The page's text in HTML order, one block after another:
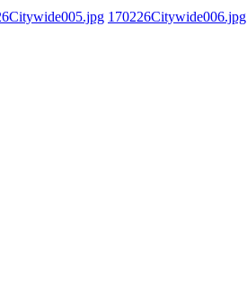
170226Citywide006.jpg